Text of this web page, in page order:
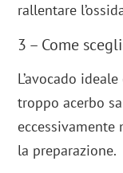
rallentare
3 – Come
L’avocado
troppo acerbo
la preparazione.